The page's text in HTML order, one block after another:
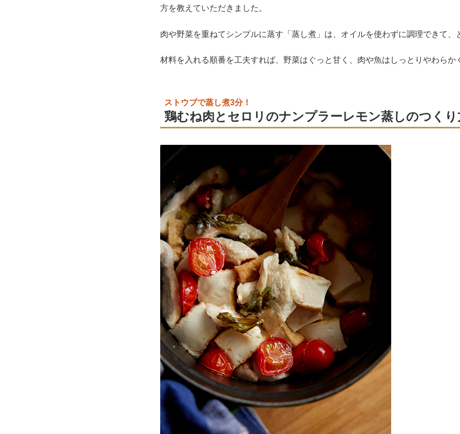
方を教えていただきました。
肉や野菜を重ねてシンプルに蒸す「蒸し煮」は、オイルを使わずに調理できて、
材料を入れる順番を工夫すれば、野菜はぐっと甘く、肉や魚はしっとりやわらか
ストウブで蒸し煮3分！
鶏むね肉とセロリのナンプラーレモン蒸しのつくり